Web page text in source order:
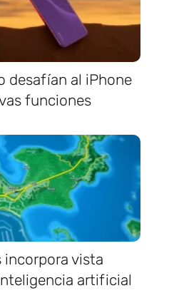
desafían al iPhone
funciones
incorpora vista
artificial